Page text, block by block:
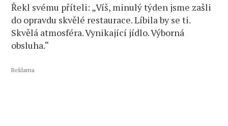
Řekl svému příteli: „Víš, minulý týden jsme zašli
do opravdu skvělé restaurace. Líbila by se ti.
Skvělá atmosféra. Vynikající jídlo. Výborná
obsluha.“
Reklama